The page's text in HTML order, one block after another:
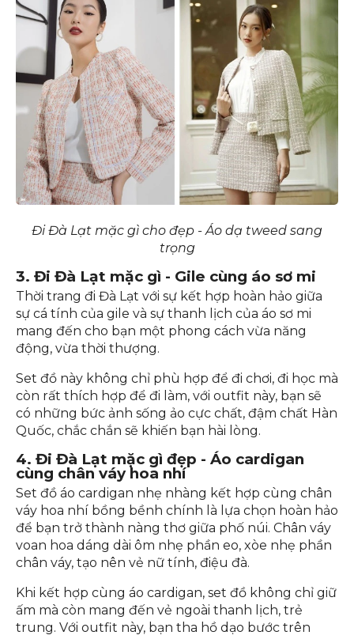
với quần tây.
Đi Đà Lạt mặc gì cho đẹp - Áo dạ tweed sang
trọng
3. Đi Đà Lạt mặc gì - Gile cùng áo sơ mi
Thời trang đi Đà Lạt với sự kết hợp hoàn hảo giữa
sự cá tính của gile và sự thanh lịch của áo sơ mi
mang đến cho bạn một phong cách vừa năng
động, vừa thời thượng.
Set đồ này không chỉ phù hợp để đi chơi, đi học mà
còn rất thích hợp để đi làm, với outfit này, bạn sẽ
có những bức ảnh sống ảo cực chất, đậm chất Hàn
Quốc, chắc chắn sẽ khiến bạn hài lòng.
4. Đi Đà Lạt mặc gì đẹp - Áo cardigan
cùng chân váy hoa nhí
Set đồ áo cardigan nhẹ nhàng kết hợp cùng chân
váy hoa nhí bồng bềnh chính là lựa chọn hoàn hảo
để bạn trở thành nàng thơ giữa phố núi. Chân váy
voan hoa dáng dài ôm nhẹ phần eo, xòe nhẹ phần
chân váy, tạo nên vẻ nữ tính, điệu đà.